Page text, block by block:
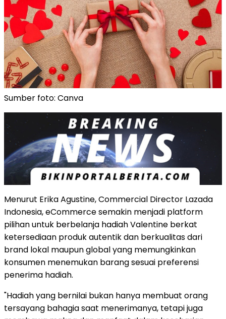
Sumber foto: Canva
Menurut Erika Agustine, Commercial Director Lazada
Indonesia, eCommerce semakin menjadi platform
pilihan untuk berbelanja hadiah Valentine berkat
ketersediaan produk autentik dan berkualitas dari
brand lokal maupun global yang memungkinkan
konsumen menemukan barang sesuai preferensi
penerima hadiah.
"Hadiah yang bernilai bukan hanya membuat orang
tersayang bahagia saat menerimanya, tetapi juga